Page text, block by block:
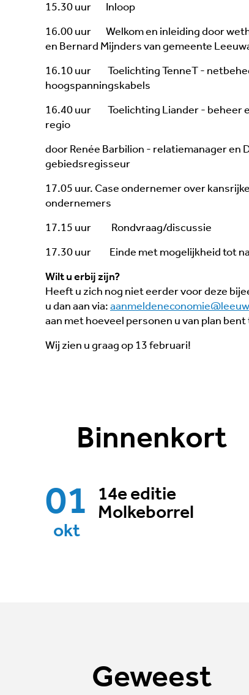
15.30 uur Inloop
16.00 uur Welkom en inleiding door
en Bernard Mijnders van gemeente
16.10 uur Toelichting TenneT -
hoogspanningskabels
16.40 uur Toelichting Liander - beheer
regio
door Renée Barbilion - relatiemanager en
gebiedsregisseur
17.05 uur. Case ondernemer over
ondernemers
17.15 uur Rondvraag/discussie
17.30 uur Einde met mogelijkheid tot
Wilt u erbij zijn?
Heeft u zich nog niet eerder voor deze
u dan aan via:
aan met hoeveel personen u van plan bent
Wij zien u graag op 13 februari!
Binnenkort
01
okt
14e editie
Molkeborrel
Geweest